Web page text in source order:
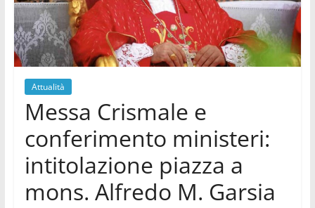
Attualità
Messa Crismale e
conferimento ministeri:
intitolazione piazza a
mons. Alfredo M. Garsia